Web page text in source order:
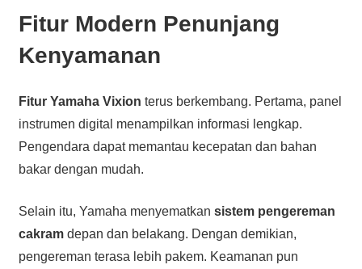
Fitur Modern Penunjang
Kenyamanan
Fitur Yamaha Vixion terus berkembang. Pertama, panel
instrumen digital menampilkan informasi lengkap.
Pengendara dapat memantau kecepatan dan bahan
bakar dengan mudah.
Selain itu, Yamaha menyematkan sistem pengereman
cakramdepan dan belakang. Dengan demikian,
pengereman terasa lebih pakem. Keamanan pun